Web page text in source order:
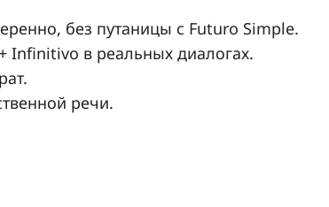
без путаницы с Futuro Simple.
Infinitivo в реальных диалогах.
речи.